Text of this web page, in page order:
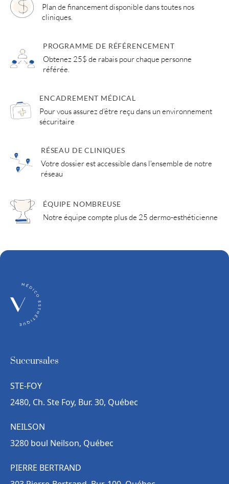
Plan de financement disponible dans toutes nos
cliniques.
PROGRAMME DE RÉFÉRENCEMENT
Obtenez 25$ de rabais pour chaque personne
référée.
ENCADREMENT MÉDICAL
Pour vous assurez d'être reçu dans un environnement
sécuritaire
RÉSEAU DE CLINIQUES
Votre dossier est accessible dans l'ensemble de notre
réseau
ÉQUIPE NOMBREUSE
Notre équipe compte plus de 25 dermo-esthéticienne
Succursales
STE-FOY
2480, Ch. Ste Foy, Bur. 30, Québec
NEILSON
3280 boul Neilson, Québec
PIERRE BERTRAND